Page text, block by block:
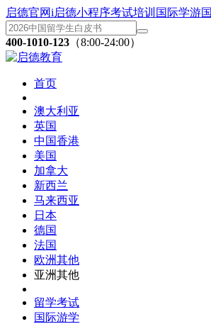
启德官网i启德小程序考试培训 国际学游
400-1010-123 （8:00-24:00）
首页
澳大利亚
英国
中国香港
美国
加拿大
新西兰
马来西亚
日本
德国
法国
欧洲其他
亚洲其他
留学考试
国际游学